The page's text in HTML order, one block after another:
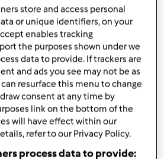
pomidorowa
odmierzyć puszką po
warzywna
w puszcze (lub świeżych -
papryki,(250-300 g),
w ćwiartki
store and access personal
or unique identifiers, on your
enables tracking
the purposes shown under we
data to provide. If trackers are
and ads you see may not be as
resurface this menu to change
consent at any time by
link on the bottom of the
will have effect within our
refer to our Privacy Policy.
process data to provide: